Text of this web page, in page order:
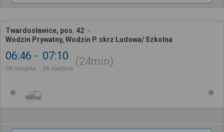
Twardosławice, pos. 42
Wodzin Prywatny, Wodzin P. skrz Ludowa/ Szkolna
06:46
08 sierpnia
07:10
08 sierpnia
24min